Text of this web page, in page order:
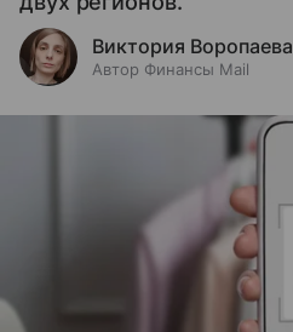
Виктория Воропаева
Автор Финансы Mail